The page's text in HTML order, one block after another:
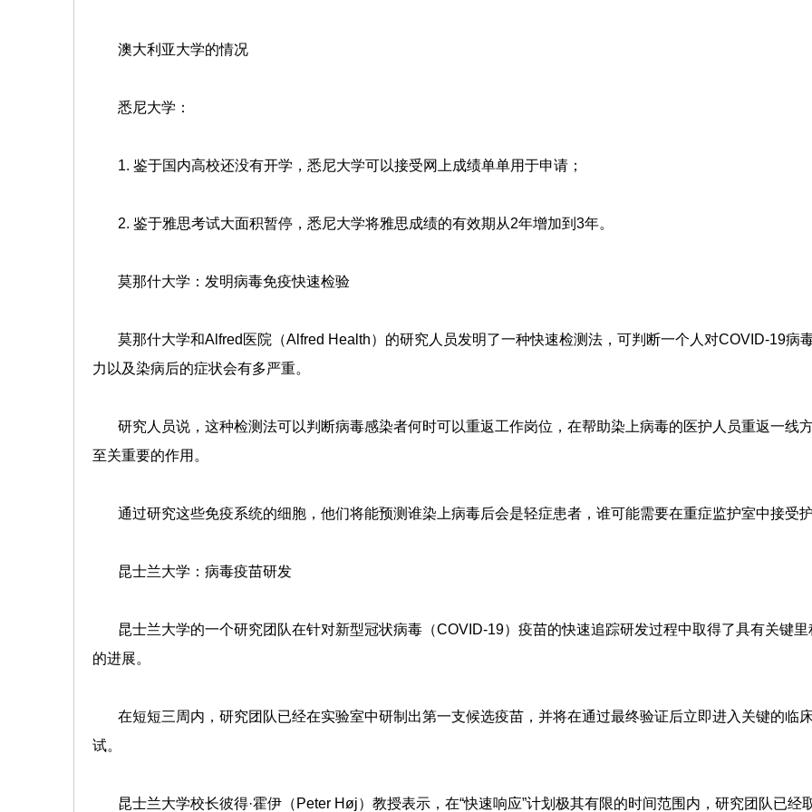
澳大利亚大学的情况
悉尼大学：
1. 鉴于国内高校还没有开学，悉尼大学可以接受网上成绩单单用于申请；
2. 鉴于雅思考试大面积暂停，悉尼大学将雅思成绩的有效期从2年增加到3年。
莫那什大学：发明病毒免疫快速检验
莫那什大学和Alfred医院（Alfred Health）的研究人员发明了一种快速检测法，可判断一个人对COVID-19病
力以及染病后的症状会有多严重。
研究人员说，这种检测法可以判断病毒感染者何时可以重返工作岗位，在帮助染上病毒的医护人员重返一线
至关重要的作用。
通过研究这些免疫系统的细胞，他们将能预测谁染上病毒后会是轻症患者，谁可能需要在重症监护室中接受
昆士兰大学：病毒疫苗研发
昆士兰大学的一个研究团队在针对新型冠状病毒（COVID-19）疫苗的快速追踪研发过程中取得了具有关键里
的进展。
在短短三周内，研究团队已经在实验室中研制出第一支候选疫苗，并将在通过最终验证后立即进入关键的临
试。
昆士兰大学校长彼得·霍伊（Peter Høj）教授表示，在“快速响应”计划极其有限的时间范围内，研究团队已经